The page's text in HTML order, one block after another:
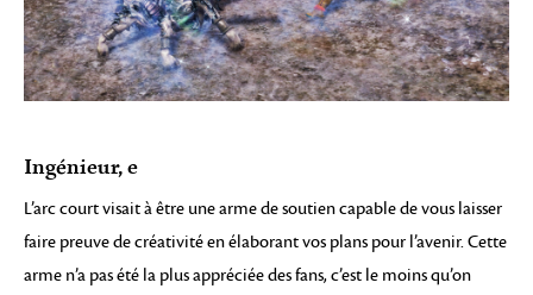
Ingénieur, e
L’arc court visait à être une arme de soutien capable de vous laisser
faire preuve de créativité en élaborant vos plans pour l’avenir. Cette
arme n’a pas été la plus appréciée des fans, c’est le moins qu’on